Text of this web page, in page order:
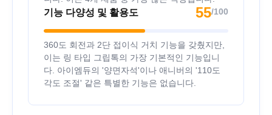
기능 다양성 및 활용도 55/100
360도 회전과 2단 접이식 거치 기능을 갖췄지만,
이는 링 타입 그립톡의 가장 기본적인 기능입니
다. 아이엠듀의 '양면자석'이나 애니버의 '110도
각도 조절' 같은 특별한 기능은 없습니다.